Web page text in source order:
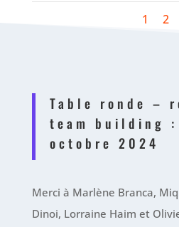
1 2
Table ronde –
team building :
octobre 2024
Merci à Marlène Branca,
Dinoi, Lorraine Haim et